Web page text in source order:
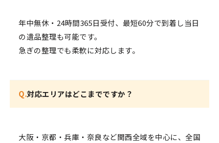
年中無休・24時間365日受付、最短60分で到着し当日
の遺品整理も可能です。
急ぎの整理でも柔軟に対応します。
Q.対応エリアはどこまでですか？
大阪・京都・兵庫・奈良など関西全域を中心に、全国